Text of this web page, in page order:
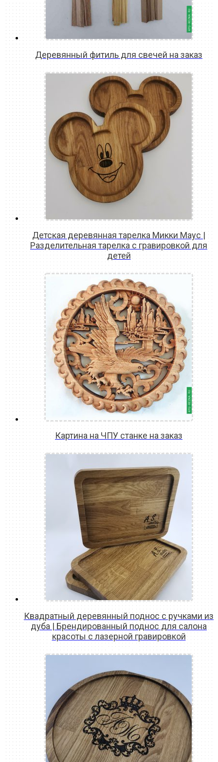
Деревянный фитиль для свечей на заказ
READ MORE
Детская деревянная тарелка Микки Маус |
Разделительная тарелка с гравировкой для
детей
READ MORE
Картина на ЧПУ станке на заказ
READ MORE
Квадратный деревянный поднос с ручками из
дуба | Брендированный поднос для салона
красоты с лазерной гравировкой
READ MORE